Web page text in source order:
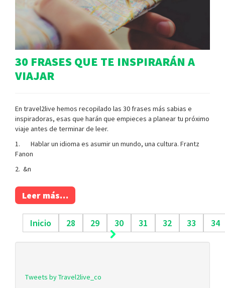
30 FRASES QUE TE INSPIRARÁN A
VIAJAR
En travel2live hemos recopilado las 30 frases más sabias e
inspiradoras, esas que harán que empieces a planear tu próximo
viaje antes de terminar de leer.
1. Hablar un idioma es asumir un mundo, una cultura. Frantz
Fanon
2. &n
Leer más…
Inicio 28 29 30 31 32 33 34
Tweets by Travel2live_co